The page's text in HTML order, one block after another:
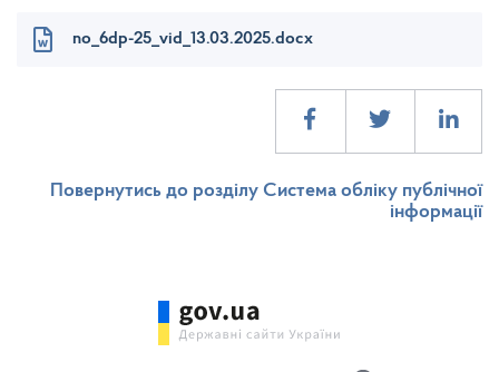
no_6dp-25_vid_13.03.2025.docx
Повернутись до розділу Система обліку публічної
інформації